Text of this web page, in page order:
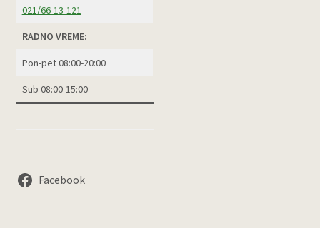
021/66-13-121
RADNO VREME:
Pon-pet 08:00-20:00
Sub 08:00-15:00
Facebook